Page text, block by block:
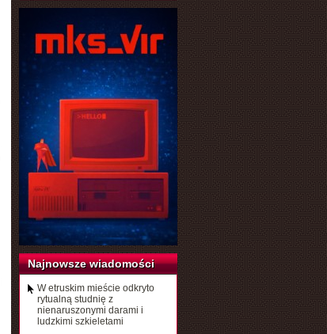
Najnowsze wiadomości
W etruskim mieście odkryto
rytualną studnię z
nienaruszonymi darami i
ludzkimi szkieletami